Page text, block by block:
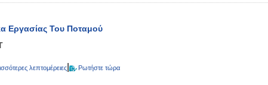
Εργασίας Του Ποταμού
λεπτομέρειες Ρωτήστε τώρα